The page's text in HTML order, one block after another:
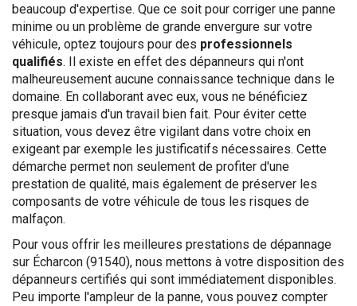
beaucoup d'expertise. Que ce soit pour corriger une panne
minime ou un problème de grande envergure sur votre
véhicule, optez toujours pour des professionnels
qualifiés. Il existe en effet des dépanneurs qui n'ont
malheureusement aucune connaissance technique dans le
domaine. En collaborant avec eux, vous ne bénéficiez
presque jamais d'un travail bien fait. Pour éviter cette
situation, vous devez être vigilant dans votre choix en
exigeant par exemple les justificatifs nécessaires. Cette
démarche permet non seulement de profiter d'une
prestation de qualité, mais également de préserver les
composants de votre véhicule de tous les risques de
malfaçon.
Pour vous offrir les meilleures prestations de dépannage
sur Écharcon (91540), nous mettons à votre disposition des
dépanneurs certifiés qui sont immédiatement disponibles.
Peu importe l'ampleur de la panne, vous pouvez compter